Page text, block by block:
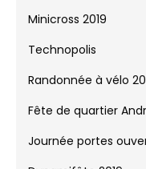
Minicross 2019
Technopolis
Randonnée à vélo
Fête de quartier
Journée portes